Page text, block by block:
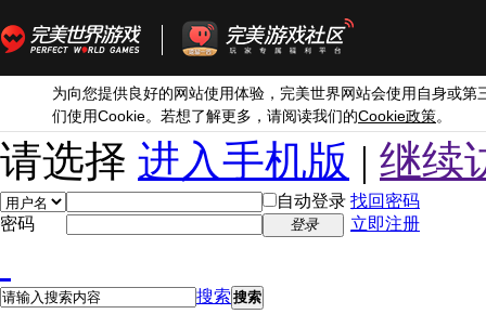
为向您提供良好的网站使用体验，完美世界网站会使用自身或第
们使用Cookie。若想了解更多，请阅读我们的Cookie政策。
请选择 进入手机版 | 继续
自动登录 找回密码
密码
登录 立即注册
搜索 搜索